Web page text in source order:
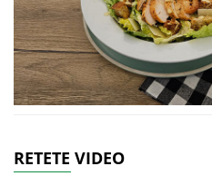
RETETE VIDEO